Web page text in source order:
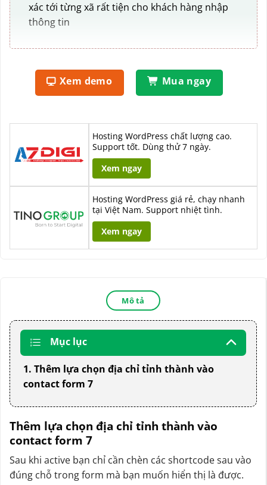
xác tới từng xã rất tiện cho khách hàng nhập
thông tin
Xem demo Mua ngay
Hosting WordPress chất lượng cao.
Support tốt. Dùng thử 7 ngày.
Xem ngay
Hosting WordPress giá rẻ, chạy nhanh
tại Việt Nam. Support nhiệt tình.
Xem ngay
Mô tả
Mục lục
1. Thêm lựa chọn địa chỉ tỉnh thành vào
contact form 7
Thêm lựa chọn địa chỉ tỉnh thành vào
contact form 7
Sau khi active bạn chỉ cần chèn các shortcode sau vào
đúng chỗ trong form mà bạn muốn hiển thị là được.